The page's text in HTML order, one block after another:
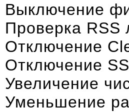
Выключение
Проверка RSS
Отключение
Отключение
Увеличение
Уменьшение